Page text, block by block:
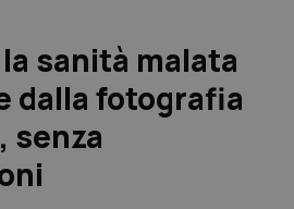
sanità malata
dalla fotografia
senza